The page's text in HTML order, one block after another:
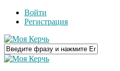
Войти
Регистрация